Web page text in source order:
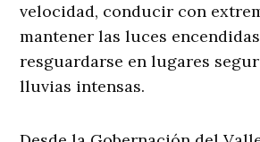
velocidad, conducir con
mantener las luces
resguardarse en lugares
lluvias intensas.